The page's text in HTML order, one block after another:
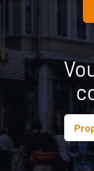
en projet